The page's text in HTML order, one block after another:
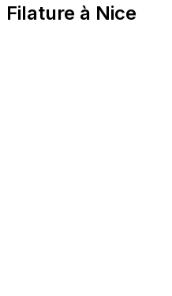
Filature à Nice